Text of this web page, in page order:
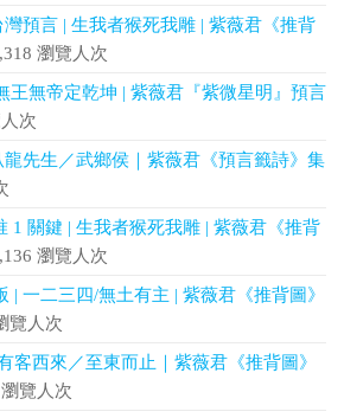
預言 | 生我者猴死我雕 | 紫薇君《推背
瀏覽人次
王無帝定乾坤 | 紫薇君『紫微星明』預言
次
先生／武鄉侯｜紫薇君《預言籤詩》集
1 關鍵 | 生我者猴死我雕 | 紫薇君《推背
瀏覽人次
| 一二三四/無土有主 | 紫薇君《推背圖》
覽人次
客西來／至東而止｜紫薇君《推背圖》
覽人次